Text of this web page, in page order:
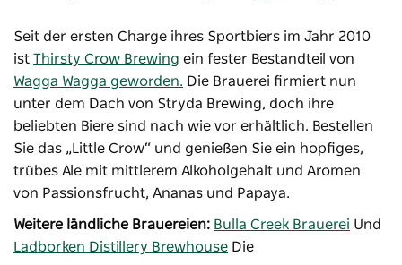
Seit der ersten Charge ihres Sportbiers im Jahr 2010
ist Thirsty Crow Brewing ein fester Bestandteil von
Wagga Wagga geworden. Die Brauerei firmiert nun
unter dem Dach von Stryda Brewing, doch ihre
beliebten Biere sind nach wie vor erhältlich. Bestellen
Sie das „Little Crow“ und genießen Sie ein hopfiges,
trübes Ale mit mittlerem Alkoholgehalt und Aromen
von Passionsfrucht, Ananas und Papaya.
Weitere ländliche Brauereien: Bulla Creek Brauerei Und
Ladborken Distillery Brewhouse Die